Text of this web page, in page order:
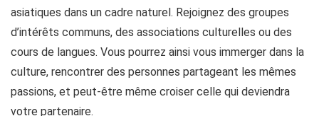
asiatiques dans un cadre naturel. Rejoignez des groupes
d’intérêts communs, des associations culturelles ou des
cours de langues. Vous pourrez ainsi vous immerger dans la
culture, rencontrer des personnes partageant les mêmes
passions, et peut-être même croiser celle qui deviendra
votre partenaire.